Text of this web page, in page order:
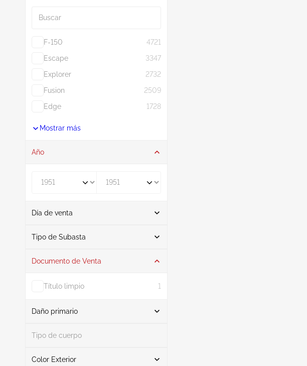
F-150
4721
Escape
3347
Explorer
2732
Fusion
2509
Edge
1728
Mostrar más
Año
Día de venta
De
Tipo de Subasta
Subasta 1
Documento de Venta
Título limpio 1
Daño primario
Tipo de cuerpo
Color Exterior